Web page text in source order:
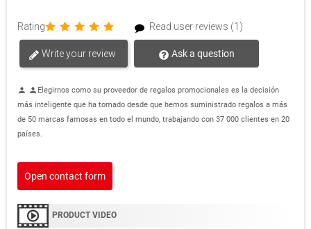
Rating Read user reviews (1)
Write your review Ask a question
person personElegirnos como su proveedor de regalos promocionales es la decisión
más inteligente que ha tomado desde que hemos suministrado regalos a más
de 50 marcas famosas en todo el mundo, trabajando con 37 000 clientes en 20
países.
Open contact form
PRODUCT VIDEO